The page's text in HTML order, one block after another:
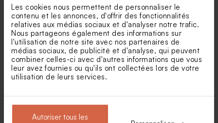
Les cookies nous permettent de personnaliser le
contenu et les annonces, d'offrir des fonctionnalités
relatives aux médias sociaux et d'analyser notre trafic.
Nous partageons également des informations sur
l'utilisation de notre site avec nos partenaires de
médias sociaux, de publicité et d'analyse, qui peuvent
combiner celles-ci avec d'autres informations que vous
leur avez fournies ou qu'ils ont collectées lors de votre
utilisation de leurs services.
Autoriser tous les
Mini pot en verre
communion et son couvercle
en liège
Pochon communion en
peluche blanc
Nos clients ont aussi aimé...